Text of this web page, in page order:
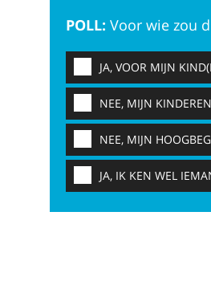
POLL: Voor wie zou
JA, VOOR MIJN
NEE, MIJN
NEE, MIJN
JA, IK KEN WEL